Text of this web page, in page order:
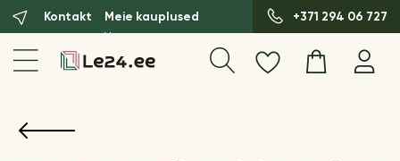
Kontakt Meie kauplused +371 294 06 727